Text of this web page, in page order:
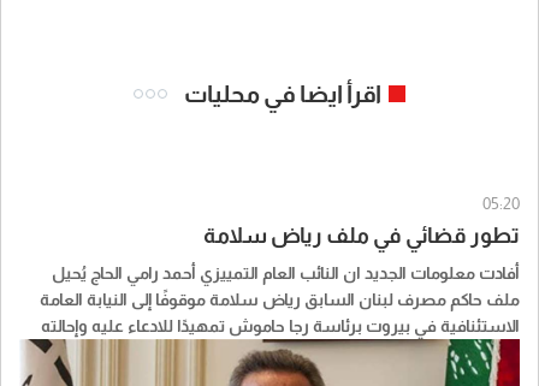
اقرأ ايضا في محليات
05:20
تطور قضائي في ملف رياض سلامة
أفادت معلومات الجديد ان النائب العام التمييزي أحمد رامي الحاج يُحيل
ملف حاكم مصرف لبنان السابق رياض سلامة موقوفًا إلى النيابة العامة
الاستئنافية في بيروت برئاسة رجا حاموش تمهيدًا للادعاء عليه وإحالته
إلى قاضي التحقيق الأول في بيروت رلى عثمان